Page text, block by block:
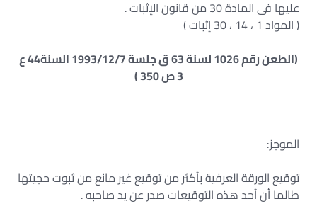
عليها فى المادة 30 من قانون الإثبات .
( المواد 1 ، 14 ، 30 إثبات )
(الطعن رقم 1026 لسنة 63 ق جلسة 1993/12/7 السنة44 ع
3 ص 350 )
الموجز:
توقيع الورقة العرفية بأكثر من توقيع غير مانع من ثبوت حجيتها
طالما أن أحد هذه التوقيعات صدر عن يد صاحبه .